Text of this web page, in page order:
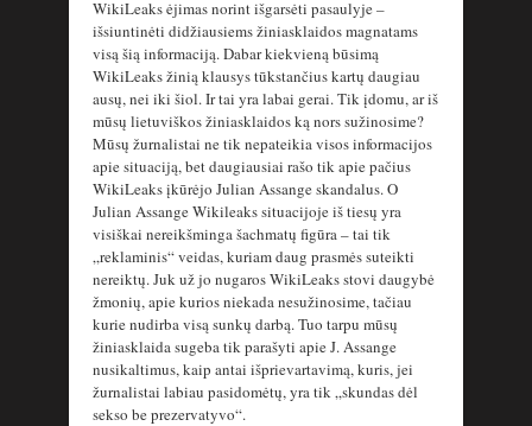
WikiLeaks ėjimas norint išgarsėti pasaulyje –
išsiuntinėti didžiausiems žiniasklaidos magnatams
visą šią informaciją. Dabar kiekvieną būsimą
WikiLeaks žinią klausys tūkstančius kartų daugiau
ausų, nei iki šiol. Ir tai yra labai gerai. Tik įdomu, ar iš
mūsų lietuviškos žiniasklaidos ką nors sužinosime?
Mūsų žurnalistai ne tik nepateikia visos informacijos
apie situaciją, bet daugiausiai rašo tik apie pačius
WikiLeaks įkūrėjo Julian Assange skandalus. O
Julian Assange Wikileaks situacijoje iš tiesų yra
visiškai nereikšminga šachmatų figūra – tai tik
„reklaminis“ veidas, kuriam daug prasmės suteikti
nereiktų. Juk už jo nugaros WikiLeaks stovi daugybė
žmonių, apie kurios niekada nesužinosime, tačiau
kurie nudirba visą sunkų darbą. Tuo tarpu mūsų
žiniasklaida sugeba tik parašyti apie J. Assange
nusikaltimus, kaip antai išprievartavimą, kuris, jei
žurnalistai labiau pasidomėtų, yra tik „skundas dėl
sekso be prezervatyvo“.